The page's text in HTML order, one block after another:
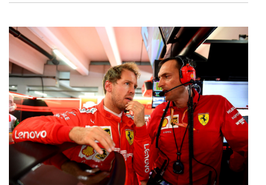
consentimento e quando tal se afigure estritamente
necessário no contexto dos serviços a prestar.
Realçamos que o bloqueio de certo tipo de Cookies e
tecnologias similares pode ter impacto na sua
experiência de navegação no Website e nos serviços
disponibilizados.
Consulte a política de cookies do site.